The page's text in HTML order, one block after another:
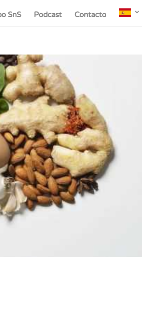
SnS Podcast Contacto